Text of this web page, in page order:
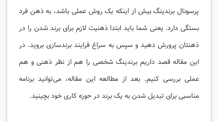
پرسونال برندینگ بیش از اینکه یک روش عملی باشد، به ذهن فرد
بستگی دارد. یعنی شما باید ابتدا ذهنیت لازم برای برند شدن را در
ذهنتان پرورش دهید و سپس به سراغ فرایند برندسازی بروید. در
این مقاله قصد داریم برندینگ شخصی را هم از نظر ذهنی و هم
عملی بررسی کنیم. بعد از مطالعه این مقاله، می‌توانید برنامه
مناسبی برای تبدیل شدن به یک برند در حوزه کاری خود بچینید.